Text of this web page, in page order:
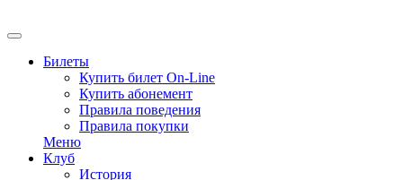
Билеты
Купить билет On-Line
Купить абонемент
Правила поведения
Правила покупки
Меню
Клуб
История